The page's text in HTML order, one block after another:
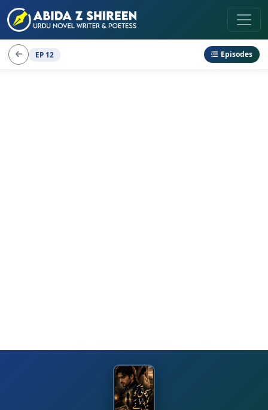
EP 12 Episodes